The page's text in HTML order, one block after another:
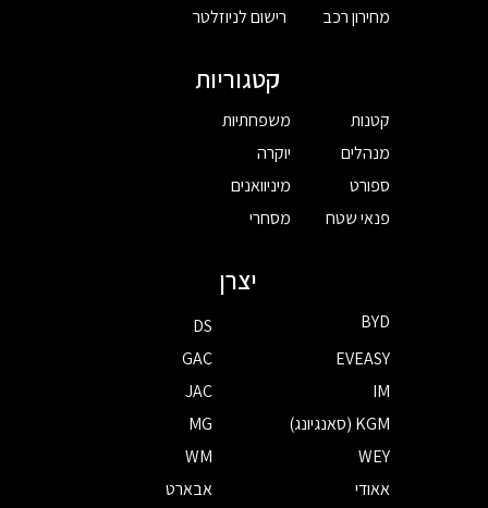
מחירון רכב
רישום לניוזלטר
קטגוריות
קטנות
מנהלים
ספורט
פנאי שטח
משפחתיות
יוקרה
מיניוואנים
מסחרי
יצרן
BYD
DS
EVEASY
GAC
IM
JAC
KGM (סאנגיונג)
MG
WEY
WM
אאודי
אבארט